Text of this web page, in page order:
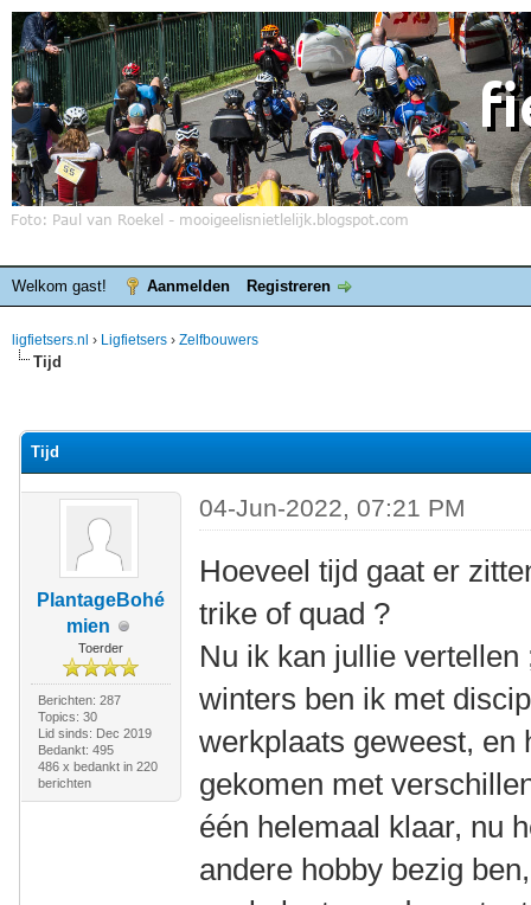
Welkom gast! Aanmelden Registreren
ligfietsers.nl › Ligfietsers › Zelfbouwers
Tijd
Tijd
PlantageBohé
mien
Toerder
Berichten: 287
Topics: 30
Lid sinds: Dec 2019
Bedankt: 495
486 x bedankt in 220
berichten
04-Jun-2022, 07:21 PM
Hoeveel tijd gaat er
trike of quad ?
Nu ik kan jullie
winters ben ik met
werkplaats geweest, en
gekomen met
één helemaal klaar, nu
andere hobby bezig